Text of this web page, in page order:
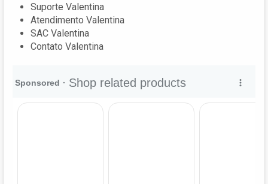
Suporte Valentina
Atendimento Valentina
SAC Valentina
Contato Valentina